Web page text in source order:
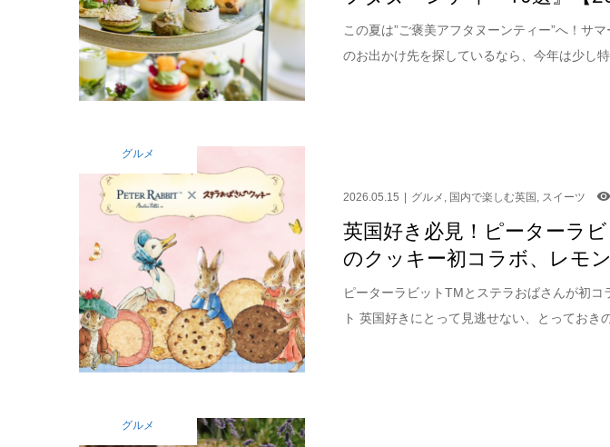
この夏は”ご褒美アフタヌーンティー”へ！サ
のお出かけ先を探しているなら、今年は少し特
グルメ
2026.05.15 グルメ , 国内で楽しむ英国 , スイーツ
英国好き必見！ピーターラ
のクッキー初コラボ、レモ
ピーターラビットTMとステラおばさんが初
ト 英国好きにとって見逃せない、とっておき
グルメ